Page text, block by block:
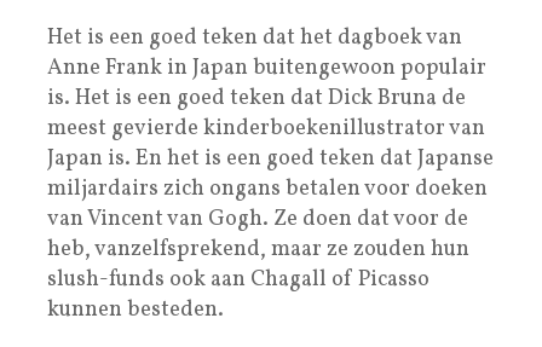
Het is een goed teken dat het dagboek van
Anne Frank in Japan buitengewoon populair
is. Het is een goed teken dat Dick Bruna de
meest gevierde kinderboekenillustrator van
Japan is. En het is een goed teken dat Japanse
miljardairs zich ongans betalen voor doeken
van Vincent van Gogh. Ze doen dat voor de
heb, vanzelfsprekend, maar ze zouden hun
slush-funds ook aan Chagall of Picasso
kunnen besteden.